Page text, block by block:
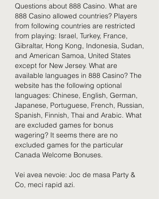
Questions about 888 Casino. What are
888 Casino allowed countries? Players
from following countries are restricted
from playing: Israel, Turkey, France,
Gibraltar, Hong Kong, Indonesia, Sudan,
and American Samoa, United States
except for New Jersey. What are
available languages in 888 Casino? The
website has the following optional
languages: Chinese, English, German,
Japanese, Portuguese, French, Russian,
Spanish, Finnish, Thai and Arabic. What
are excluded games for bonus
wagering? It seems there are no
excluded games for the particular
Canada Welcome Bonuses.
Vei avea nevoie: Joc de masa Party &
Co, meci rapid azi.